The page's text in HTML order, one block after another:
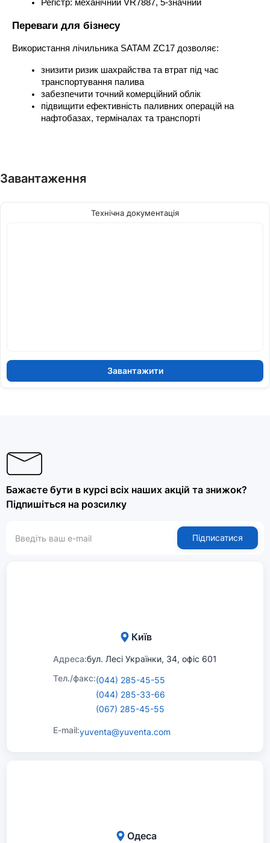
Регістр: механічний VR7887, 5-значний
Переваги для бізнесу
Використання лічильника SATAM ZC17 дозволяє:
знизити ризик шахрайства та втрат під час
транспортування палива
забезпечити точний комерційний облік
підвищити ефективність паливних операцій на
нафтобазах, терміналах та транспорті
Завантаження
Технічна документація
Завантажити
Бажаєте бути в курсі всіх наших акцій та знижок?
Підпишіться на розсилку
Підписатися
Київ
Адреса:бул. Лесі Українки, 34, офіс 601
Тел./факс:(044) 285-45-55
(044) 285-33-66
(067) 285-45-55
E-mail:yuventa@yuventa.com
Одеса